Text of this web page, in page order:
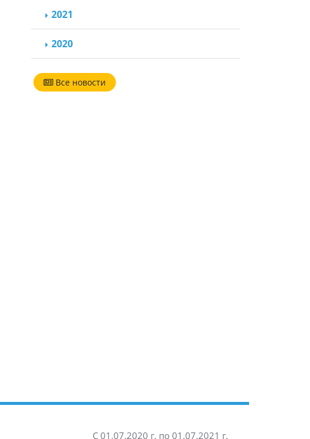
2021
2020
Все новости
С 01.07.2020 г. по 01.07.2021 г.